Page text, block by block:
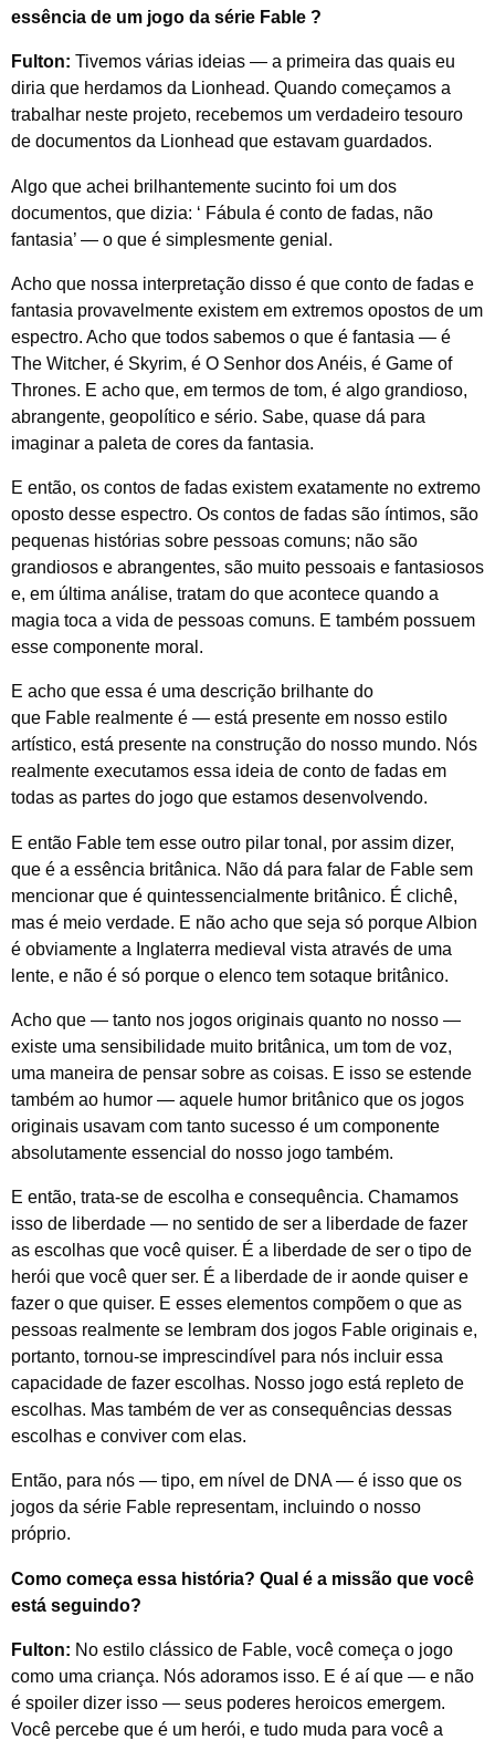
essência de um jogo da série Fable ?
Fulton: Tivemos várias ideias — a primeira das quais eu
diria que herdamos da Lionhead. Quando começamos a
trabalhar neste projeto, recebemos um verdadeiro tesouro
de documentos da Lionhead que estavam guardados.
Algo que achei brilhantemente sucinto foi um dos
documentos, que dizia: ‘ Fábula é conto de fadas, não
fantasia’ — o que é simplesmente genial.
Acho que nossa interpretação disso é que conto de fadas e
fantasia provavelmente existem em extremos opostos de um
espectro. Acho que todos sabemos o que é fantasia — é
The Witcher, é Skyrim, é O Senhor dos Anéis, é Game of
Thrones. E acho que, em termos de tom, é algo grandioso,
abrangente, geopolítico e sério. Sabe, quase dá para
imaginar a paleta de cores da fantasia.
E então, os contos de fadas existem exatamente no extremo
oposto desse espectro. Os contos de fadas são íntimos, são
pequenas histórias sobre pessoas comuns; não são
grandiosos e abrangentes, são muito pessoais e fantasiosos
e, em última análise, tratam do que acontece quando a
magia toca a vida de pessoas comuns. E também possuem
esse componente moral.
E acho que essa é uma descrição brilhante do
que Fable realmente é — está presente em nosso estilo
artístico, está presente na construção do nosso mundo. Nós
realmente executamos essa ideia de conto de fadas em
todas as partes do jogo que estamos desenvolvendo.
E então Fable tem esse outro pilar tonal, por assim dizer,
que é a essência britânica. Não dá para falar de Fable sem
mencionar que é quintessencialmente britânico. É clichê,
mas é meio verdade. E não acho que seja só porque Albion
é obviamente a Inglaterra medieval vista através de uma
lente, e não é só porque o elenco tem sotaque britânico.
Acho que — tanto nos jogos originais quanto no nosso —
existe uma sensibilidade muito britânica, um tom de voz,
uma maneira de pensar sobre as coisas. E isso se estende
também ao humor — aquele humor britânico que os jogos
originais usavam com tanto sucesso é um componente
absolutamente essencial do nosso jogo também.
E então, trata-se de escolha e consequência. Chamamos
isso de liberdade — no sentido de ser a liberdade de fazer
as escolhas que você quiser. É a liberdade de ser o tipo de
herói que você quer ser. É a liberdade de ir aonde quiser e
fazer o que quiser. E esses elementos compõem o que as
pessoas realmente se lembram dos jogos Fable originais e,
portanto, tornou-se imprescindível para nós incluir essa
capacidade de fazer escolhas. Nosso jogo está repleto de
escolhas. Mas também de ver as consequências dessas
escolhas e conviver com elas.
Então, para nós — tipo, em nível de DNA — é isso que os
jogos da série Fable representam, incluindo o nosso
próprio.
Como começa essa história? Qual é a missão que você
está seguindo?
Fulton: No estilo clássico de Fable, você começa o jogo
como uma criança. Nós adoramos isso. E é aí que — e não
é spoiler dizer isso — seus poderes heroicos emergem.
Você percebe que é um herói, e tudo muda para você a